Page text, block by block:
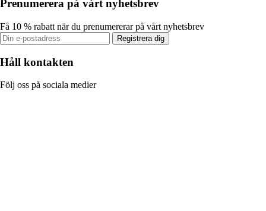
Prenumerera på vårt nyhetsbrev
Få 10 % rabatt när du prenumererar på vårt nyhetsbrev
Registrera dig
Håll kontakten
Följ oss på sociala medier